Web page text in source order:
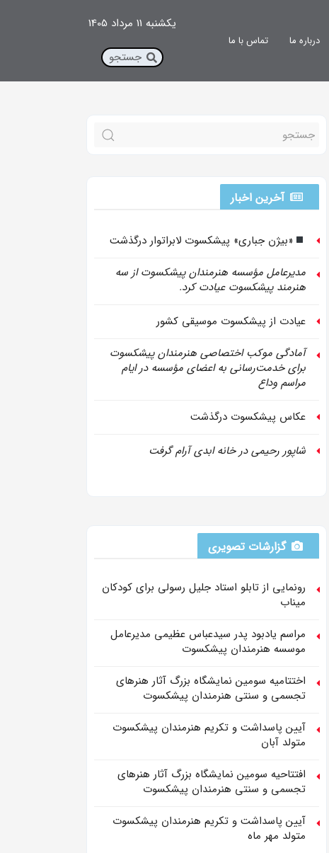
درباره ما تماس با ما
یکشنبه 11 مرداد 1405
آخرین اخبار
«بیژن جباری» پیشکسوت لابراتوار درگذشت
مدیرعامل مؤسسه هنرمندان پیشکسوت از سه
هنرمند پیشکسوت عیادت کرد.
عیادت از پیشکسوت موسیقی کشور
آمادگی موکب اختصاصی هنرمندان پیشکسوت
برای خدمت‌رسانی به اعضای مؤسسه در ایام
مراسم وداع
عکاس پیشکسوت درگذشت
شاپور رحیمی در خانه ابدی آرام گرفت
گزارشات تصویری
رونمایی از تابلو استاد جلیل رسولی برای کودکان
میناب
مراسم یادبود پدر سیدعباس عظیمی مدیرعامل
موسسه هنرمندان پیشکسوت
اختتامیه سومین نمایشگاه بزرگ آثار هنرهای
تجسمی و سنتی هنرمندان پیشکسوت
آیین پاسداشت و تکریم هنرمندان پیشکسوت
متولد آبان
افتتاحیه سومین نمایشگاه بزرگ آثار هنرهای
تجسمی و سنتی هنرمندان پیشکسوت
آیین پاسداشت و تکریم هنرمندان پیشکسوت
متولد مهر ماه